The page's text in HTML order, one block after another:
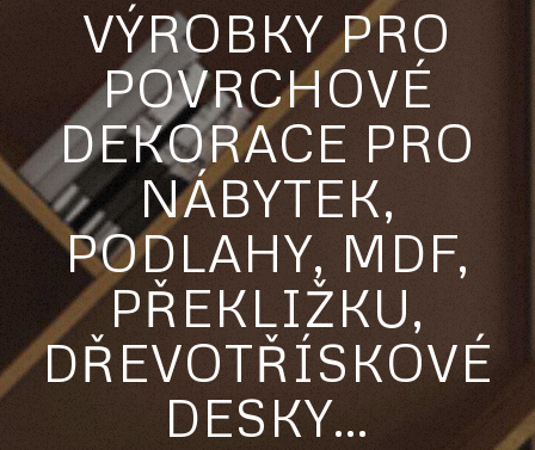
VÝROBKY PRO
POVRCHOVÉ
DEKORACE PRO
NÁBYTEK,
PODLAHY, MDF,
PŘEKLIŽKU,
DŘEVOTŘÍSKOVÉ
DESKY…